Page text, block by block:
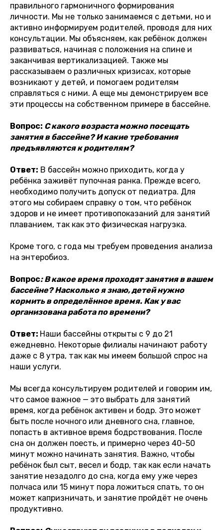
правильного гармоничного формирования
личности. Мы не только занимаемся с детьми, но и
активно информируем родителей, проводя для них
консультации. Мы объясняем, как ребёнок должен
развиваться, начиная с положения на спине и
заканчивая вертикализацией. Также мы
рассказываем о различных кризисах, которые
возникают у детей, и помогаем родителям
справляться с ними. А еще мы демонстрируем все
эти процессы на собственном примере в бассейне.
Вопрос: С какого возраста можно посещать
занятия в бассейне? И какие требования
предъявляются к родителям?
Ответ: В бассейн можно приходить, когда у
ребёнка заживёт пупочная ранка. Прежде всего,
необходимо получить допуск от педиатра. Для
этого мы собираем справку о том, что ребёнок
здоров и не имеет противопоказаний для занятий
плаванием, так как это физическая нагрузка.
Кроме того, с года мы требуем проведения анализа
на энтеробиоз.
Вопрос: В какое время проходят занятия в вашем
бассейне? Насколько я знаю, детей нужно
кормить в определённое время. Как у вас
организована работа по времени?
Ответ: Наши бассейны открыты с 9 до 21
ежедневно. Некоторые филиалы начинают работу
даже с 8 утра, так как мы имеем большой спрос на
наши услуги.
Мы всегда консультируем родителей и говорим им,
что самое важное — это выбрать для занятий
время, когда ребёнок активен и бодр. Это может
быть после ночного или дневного сна, главное,
попасть в активное время бодрствования. После
сна он должен поесть, и примерно через 40-50
минут можно начинать занятия. Важно, чтобы
ребёнок был сыт, весел и бодр, так как если начать
занятие незадолго до сна, когда ему уже через
полчаса или 15 минут пора ложиться спать, то он
может капризничать, и занятие пройдёт не очень
продуктивно.